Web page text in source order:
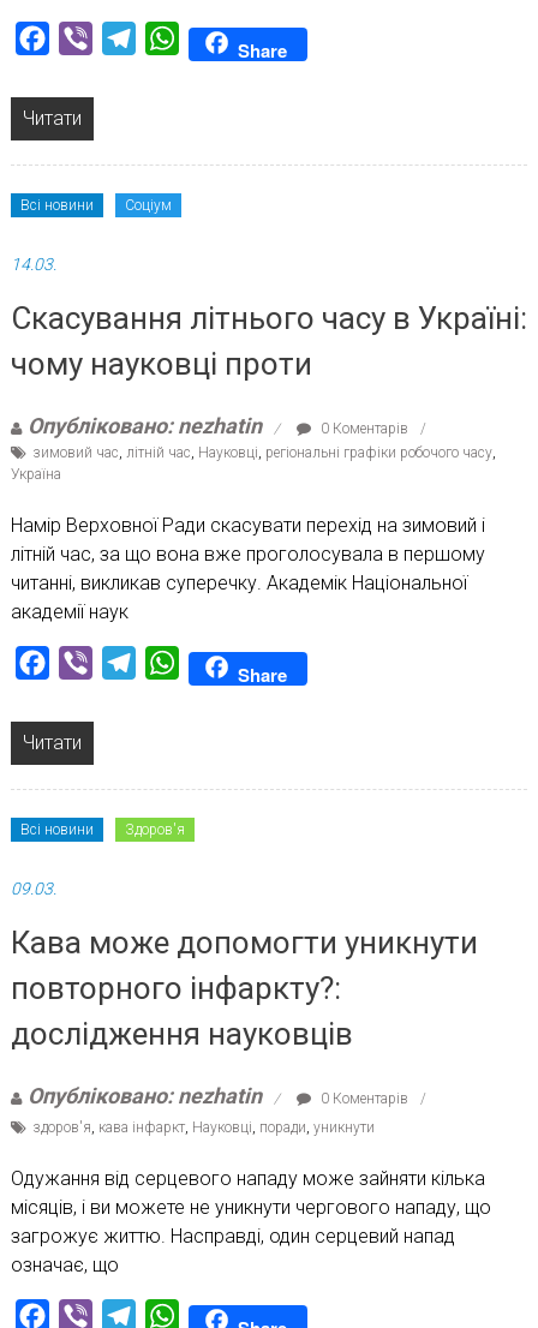
Facebook
Viber TelegramWhatsAppShare
Читати
Всі новини Соціум
14.03.
Скасування літнього часу в Україні:
чому науковці проти
Опубліковано: nezhatin
0 Коментарів
зимовий час, літній час, Науковці, регіональні графіки робочого часу,
Україна
Намір Верховної Ради скасувати перехід на зимовий і
літній час, за що вона вже проголосувала в першому
читанні, викликав суперечку. Академік Національної
академії наук
Facebook
Viber TelegramWhatsAppShare
Читати
Всі новини Здоров'я
09.03.
Кава може допомогти уникнути
повторного інфаркту?:
дослідження науковців
Опубліковано: nezhatin
0 Коментарів
здоров'я, кава інфаркт, Науковці, поради, уникнути
Одужання від серцевого нападу може зайняти кілька
місяців, і ви можете не уникнути чергового нападу, що
загрожує життю. Насправді, один серцевий напад
означає, що
Facebook
Viber TelegramWhatsApp